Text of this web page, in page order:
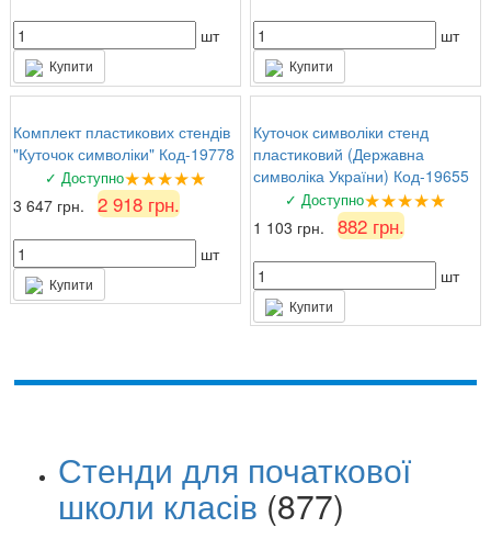
шт
Купити
шт
Купити
Комплект пластикових стендів
"Куточок символіки" Код-19778
✓ Доступно★★★★★
3 647 грн. 2 918 грн.
шт
Купити
Куточок символіки стенд
пластиковий (Державна
символіка України) Код-19655
✓ Доступно★★★★★
1 103 грн. 882 грн.
шт
Купити
Стенди для початкової
школи класів (877)